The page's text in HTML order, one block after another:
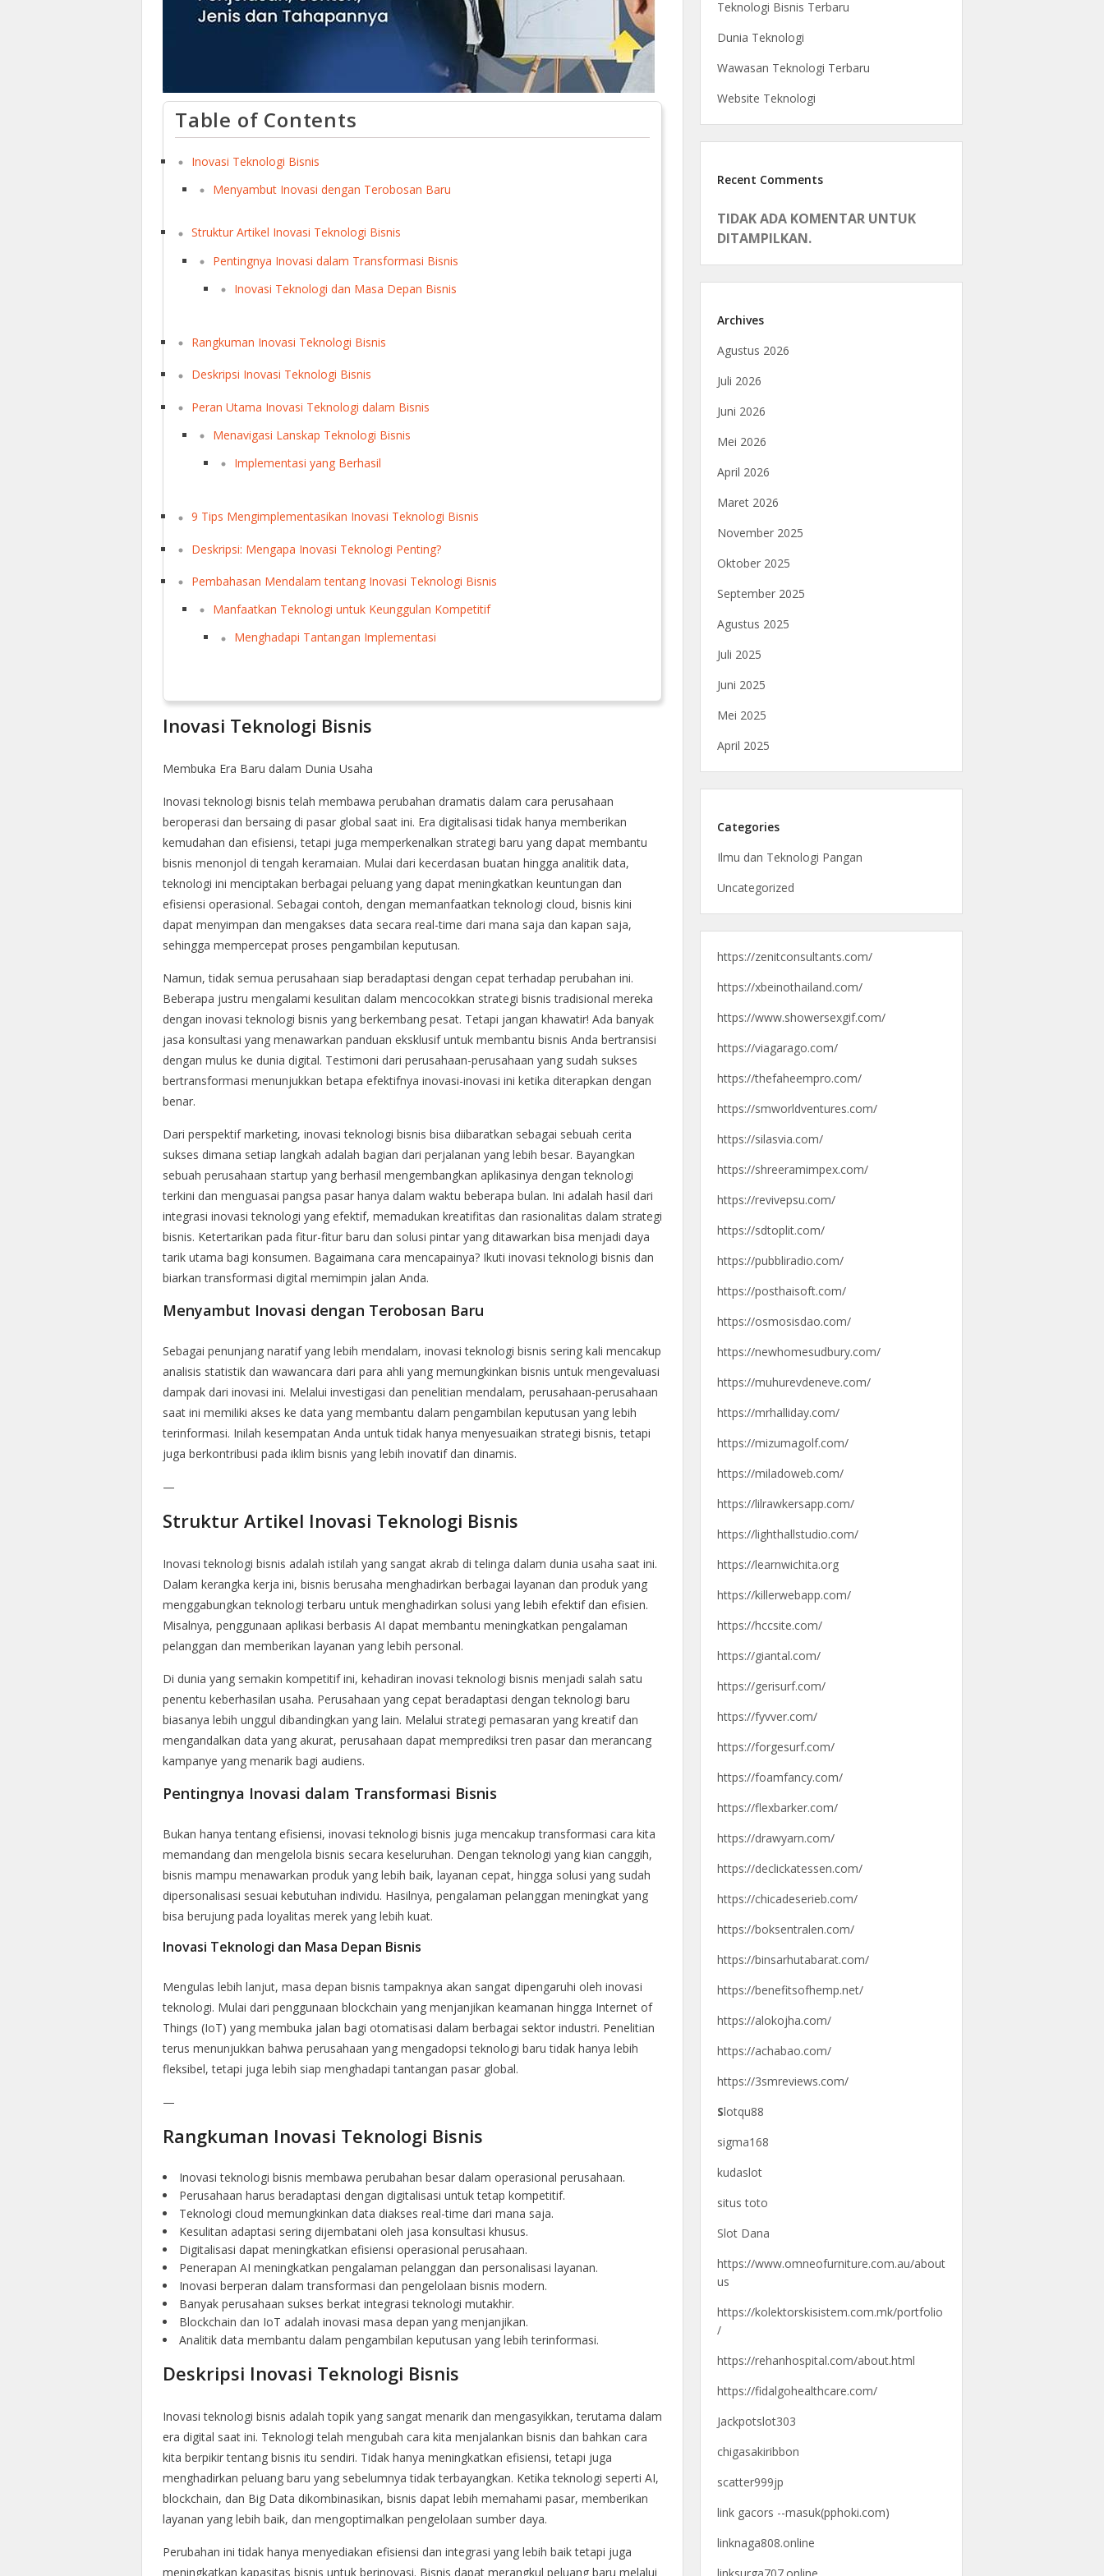
Table of Contents
Inovasi Teknologi Bisnis
Menyambut Inovasi dengan Terobosan Baru
Struktur Artikel Inovasi Teknologi Bisnis
Pentingnya Inovasi dalam Transformasi Bisnis
Inovasi Teknologi dan Masa Depan Bisnis
Rangkuman Inovasi Teknologi Bisnis
Deskripsi Inovasi Teknologi Bisnis
Peran Utama Inovasi Teknologi dalam Bisnis
Menavigasi Lanskap Teknologi Bisnis
Implementasi yang Berhasil
9 Tips Mengimplementasikan Inovasi Teknologi Bisnis
Deskripsi: Mengapa Inovasi Teknologi Penting?
Pembahasan Mendalam tentang Inovasi Teknologi Bisnis
Manfaatkan Teknologi untuk Keunggulan Kompetitif
Menghadapi Tantangan Implementasi
Inovasi Teknologi Bisnis
Membuka Era Baru dalam Dunia Usaha
Inovasi teknologi bisnis telah membawa perubahan dramatis dalam cara perusahaan
beroperasi dan bersaing di pasar global saat ini. Era digitalisasi tidak hanya memberikan
kemudahan dan efisiensi, tetapi juga memperkenalkan strategi baru yang dapat membantu
bisnis menonjol di tengah keramaian. Mulai dari kecerdasan buatan hingga analitik data,
teknologi ini menciptakan berbagai peluang yang dapat meningkatkan keuntungan dan
efisiensi operasional. Sebagai contoh, dengan memanfaatkan teknologi cloud, bisnis kini
dapat menyimpan dan mengakses data secara real-time dari mana saja dan kapan saja,
sehingga mempercepat proses pengambilan keputusan.
Namun, tidak semua perusahaan siap beradaptasi dengan cepat terhadap perubahan ini.
Beberapa justru mengalami kesulitan dalam mencocokkan strategi bisnis tradisional mereka
dengan inovasi teknologi bisnis yang berkembang pesat. Tetapi jangan khawatir! Ada banyak
jasa konsultasi yang menawarkan panduan eksklusif untuk membantu bisnis Anda bertransisi
dengan mulus ke dunia digital. Testimoni dari perusahaan-perusahaan yang sudah sukses
bertransformasi menunjukkan betapa efektifnya inovasi-inovasi ini ketika diterapkan dengan
benar.
Dari perspektif marketing, inovasi teknologi bisnis bisa diibaratkan sebagai sebuah cerita
sukses dimana setiap langkah adalah bagian dari perjalanan yang lebih besar. Bayangkan
sebuah perusahaan startup yang berhasil mengembangkan aplikasinya dengan teknologi
terkini dan menguasai pangsa pasar hanya dalam waktu beberapa bulan. Ini adalah hasil dari
integrasi inovasi teknologi yang efektif, memadukan kreatifitas dan rasionalitas dalam strategi
bisnis. Ketertarikan pada fitur-fitur baru dan solusi pintar yang ditawarkan bisa menjadi daya
tarik utama bagi konsumen. Bagaimana cara mencapainya? Ikuti inovasi teknologi bisnis dan
biarkan transformasi digital memimpin jalan Anda.
Menyambut Inovasi dengan Terobosan Baru
Sebagai penunjang naratif yang lebih mendalam, inovasi teknologi bisnis sering kali mencakup
analisis statistik dan wawancara dari para ahli yang memungkinkan bisnis untuk mengevaluasi
dampak dari inovasi ini. Melalui investigasi dan penelitian mendalam, perusahaan-perusahaan
saat ini memiliki akses ke data yang membantu dalam pengambilan keputusan yang lebih
terinformasi. Inilah kesempatan Anda untuk tidak hanya menyesuaikan strategi bisnis, tetapi
juga berkontribusi pada iklim bisnis yang lebih inovatif dan dinamis.
—
Struktur Artikel Inovasi Teknologi Bisnis
Inovasi teknologi bisnis adalah istilah yang sangat akrab di telinga dalam dunia usaha saat ini.
Dalam kerangka kerja ini, bisnis berusaha menghadirkan berbagai layanan dan produk yang
menggabungkan teknologi terbaru untuk menghadirkan solusi yang lebih efektif dan efisien.
Misalnya, penggunaan aplikasi berbasis AI dapat membantu meningkatkan pengalaman
pelanggan dan memberikan layanan yang lebih personal.
Di dunia yang semakin kompetitif ini, kehadiran inovasi teknologi bisnis menjadi salah satu
penentu keberhasilan usaha. Perusahaan yang cepat beradaptasi dengan teknologi baru
biasanya lebih unggul dibandingkan yang lain. Melalui strategi pemasaran yang kreatif dan
mengandalkan data yang akurat, perusahaan dapat memprediksi tren pasar dan merancang
kampanye yang menarik bagi audiens.
Pentingnya Inovasi dalam Transformasi Bisnis
Bukan hanya tentang efisiensi, inovasi teknologi bisnis juga mencakup transformasi cara kita
memandang dan mengelola bisnis secara keseluruhan. Dengan teknologi yang kian canggih,
bisnis mampu menawarkan produk yang lebih baik, layanan cepat, hingga solusi yang sudah
dipersonalisasi sesuai kebutuhan individu. Hasilnya, pengalaman pelanggan meningkat yang
bisa berujung pada loyalitas merek yang lebih kuat.
Inovasi Teknologi dan Masa Depan Bisnis
Mengulas lebih lanjut, masa depan bisnis tampaknya akan sangat dipengaruhi oleh inovasi
teknologi. Mulai dari penggunaan blockchain yang menjanjikan keamanan hingga Internet of
Things (IoT) yang membuka jalan bagi otomatisasi dalam berbagai sektor industri. Penelitian
terus menunjukkan bahwa perusahaan yang mengadopsi teknologi baru tidak hanya lebih
fleksibel, tetapi juga lebih siap menghadapi tantangan pasar global.
—
Rangkuman Inovasi Teknologi Bisnis
Inovasi teknologi bisnis membawa perubahan besar dalam operasional perusahaan.
Perusahaan harus beradaptasi dengan digitalisasi untuk tetap kompetitif.
Teknologi cloud memungkinkan data diakses real-time dari mana saja.
Kesulitan adaptasi sering dijembatani oleh jasa konsultasi khusus.
Digitalisasi dapat meningkatkan efisiensi operasional perusahaan.
Penerapan AI meningkatkan pengalaman pelanggan dan personalisasi layanan.
Inovasi berperan dalam transformasi dan pengelolaan bisnis modern.
Banyak perusahaan sukses berkat integrasi teknologi mutakhir.
Blockchain dan IoT adalah inovasi masa depan yang menjanjikan.
Analitik data membantu dalam pengambilan keputusan yang lebih terinformasi.
Deskripsi Inovasi Teknologi Bisnis
Inovasi teknologi bisnis adalah topik yang sangat menarik dan mengasyikkan, terutama dalam
era digital saat ini. Teknologi telah mengubah cara kita menjalankan bisnis dan bahkan cara
kita berpikir tentang bisnis itu sendiri. Tidak hanya meningkatkan efisiensi, tetapi juga
menghadirkan peluang baru yang sebelumnya tidak terbayangkan. Ketika teknologi seperti AI,
blockchain, dan Big Data dikombinasikan, bisnis dapat lebih memahami pasar, memberikan
layanan yang lebih baik, dan mengoptimalkan pengelolaan sumber daya.
Perubahan ini tidak hanya menyediakan efisiensi dan integrasi yang lebih baik tetapi juga
meningkatkan kapasitas bisnis untuk berinovasi. Bisnis dapat merangkul peluang baru melalui
Teknologi Bisnis Terbaru
Dunia Teknologi
Wawasan Teknologi Terbaru
Website Teknologi
Recent Comments
TIDAK ADA KOMENTAR UNTUK
DITAMPILKAN.
Archives
Agustus 2026
Juli 2026
Juni 2026
Mei 2026
April 2026
Maret 2026
November 2025
Oktober 2025
September 2025
Agustus 2025
Juli 2025
Juni 2025
Mei 2025
April 2025
Categories
Ilmu dan Teknologi Pangan
Uncategorized
https://zenitconsultants.com/
https://xbeinothailand.com/
https://www.showersexgif.com/
https://viagarago.com/
https://thefaheempro.com/
https://smworldventures.com/
https://silasvia.com/
https://shreeramimpex.com/
https://revivepsu.com/
https://sdtoplit.com/
https://pubbliradio.com/
https://posthaisoft.com/
https://osmosisdao.com/
https://newhomesudbury.com/
https://muhurevdeneve.com/
https://mrhalliday.com/
https://mizumagolf.com/
https://miladoweb.com/
https://lilrawkersapp.com/
https://lighthallstudio.com/
https://learnwichita.org
https://killerwebapp.com/
https://hccsite.com/
https://giantal.com/
https://gerisurf.com/
https://fyvver.com/
https://forgesurf.com/
https://foamfancy.com/
https://flexbarker.com/
https://drawyarn.com/
https://declickatessen.com/
https://chicadeserieb.com/
https://boksentralen.com/
https://binsarhutabarat.com/
https://benefitsofhemp.net/
https://alokojha.com/
https://achabao.com/
https://3smreviews.com/
Slotqu88
sigma168
kudaslot
situs toto
Slot Dana
https://www.omneofurniture.com.au/about
us
https://kolektorskisistem.com.mk/portfolio
/
https://rehanhospital.com/about.html
https://fidalgohealthcare.com/
Jackpotslot303
chigasakiribbon
scatter999jp
link gacors --masuk(pphoki.com)
linknaga808.online